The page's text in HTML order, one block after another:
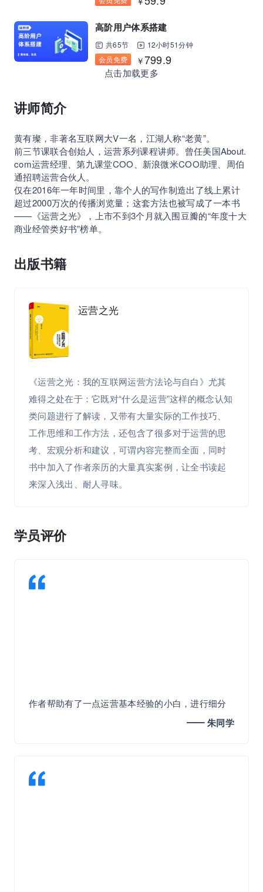
高阶用户体系搭建
共65节
12小时51分钟
会员免费
￥799.9
点击加载更多
讲师简介
黄有璨，非著名互联网大V一名，江湖人称“老黄”。
前三节课联合创始人，运营系列课程讲师。曾任美国About.
com运营经理、第九课堂COO、新浪微米COO助理、周伯
通招聘运营合伙人。
仅在2016年一年时间里，靠个人的写作制造出了线上累计
超过2000万次的传播浏览量；这套方法也被写成了一本书
——《运营之光》，上市不到3个月就入围豆瓣的“年度十大
出版书籍
运营之光
《运营之光：我的互联网运营方法论与自白》尤其
难得之处在于：它既对“什么是运营”这样的概念认知
类问题进行了解读，又带有大量实际的工作技巧、
工作思维和工作方法，还包含了很多对于运营的思
考、宏观分析和建议，可谓内容完整而全面，同时
书中加入了作者亲历的大量真实案例，让全书读起
来深入浅出、耐人寻味。
学员评价
作者帮助有了一点运营基本经验的小白，进行细分
领域的能力拔高，讲解深入浅出，还举了很多例
━━ 朱同学​